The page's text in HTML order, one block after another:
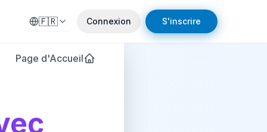
🇫🇷 Connexion S'inscrire
Page d'Accueil